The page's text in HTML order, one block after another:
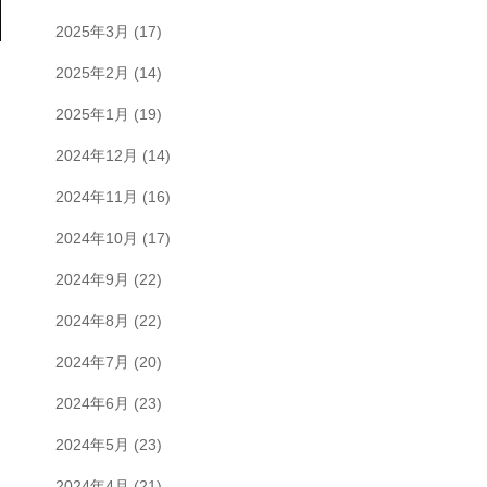
2025年3月 (17)
2025年2月 (14)
2025年1月 (19)
2024年12月 (14)
2024年11月 (16)
2024年10月 (17)
2024年9月 (22)
2024年8月 (22)
2024年7月 (20)
2024年6月 (23)
2024年5月 (23)